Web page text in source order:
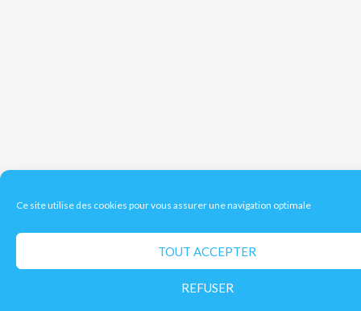
Ce site utilise des cookies pour vous assurer une navigation optimale
TOUT ACCEPTER
REFUSER